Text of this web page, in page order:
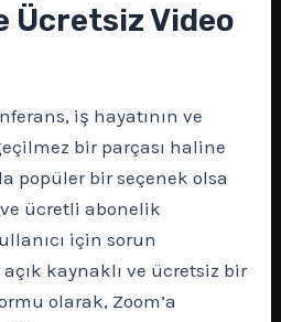
Ücretsiz Video
iş hayatının ve
bir parçası haline
popüler bir seçenek olsa
ücretli abonelik
için sorun
kaynaklı ve ücretsiz bir
olarak, Zoom’a